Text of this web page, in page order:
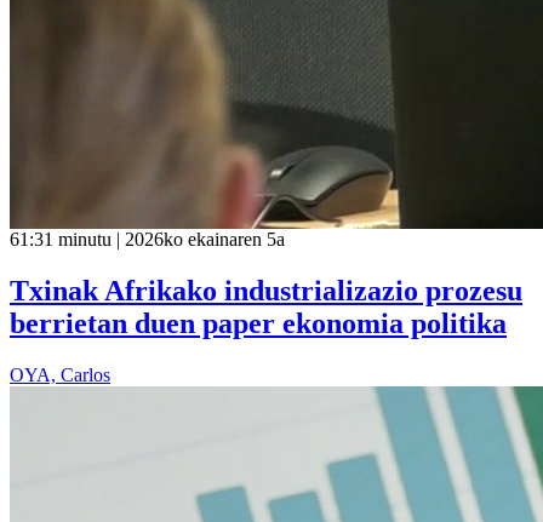
61:31 minutu | 2026ko ekainaren 5a
Txinak Afrikako industrializazio prozesu
berrietan duen paper ekonomia politika
OYA, Carlos